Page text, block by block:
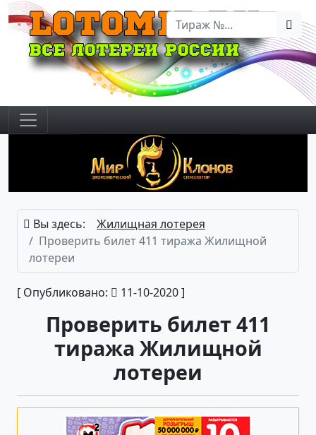
Вы здесь:
Жилищная лотерея
Проверить билет 411 тиража Жилищной
лотереи
[ Опубликовано: 11-10-2020 ]
Проверить билет 411
тиража Жилищной
лотереи